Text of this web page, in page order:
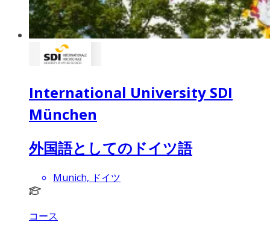
International University SDI
München
外国語としてのドイツ語
Munich, ドイツ
コース